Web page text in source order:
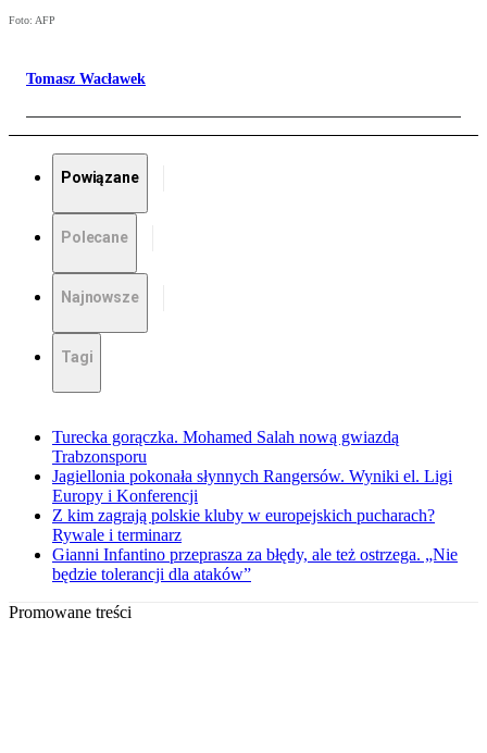
Foto: AFP
Tomasz Wacławek
Powiązane
Polecane
Najnowsze
Tagi
Turecka gorączka. Mohamed Salah nową gwiazdą
Trabzonsporu
Jagiellonia pokonała słynnych Rangersów. Wyniki el. Ligi
Europy i Konferencji
Z kim zagrają polskie kluby w europejskich pucharach?
Rywale i terminarz
Gianni Infantino przeprasza za błędy, ale też ostrzega. „Nie
będzie tolerancji dla ataków”
Promowane treści